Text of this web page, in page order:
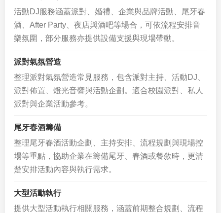
活動DJ服務涵蓋派對、婚禮、企業與品牌活動、尾牙春
酒、After Party、夜店與酒吧等場合，可依流程安排音
樂氛圍，部分服務亦提供設備支援與現場帶動。
派對氣氛營造
整理派對氣氛營造常見服務，包含派對主持、活動DJ、
派對佈置、燈光音響與活動企劃。適合校園派對、私人
派對與企業活動參考。
尾牙春酒籌備
整理尾牙春酒活動企劃、主持安排、流程規劃與現場控
場等重點，協助企業在籌備尾牙、春酒或餐敘時，更清
楚安排活動內容與執行需求。
大型活動執行
提供大型活動執行相關服務，涵蓋前期整合規劃、流程